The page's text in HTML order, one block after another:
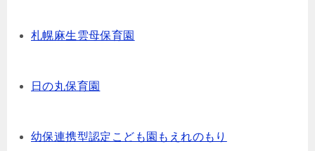
札幌麻生雲母保育園
日の丸保育園
幼保連携型認定こども園もえれのもり